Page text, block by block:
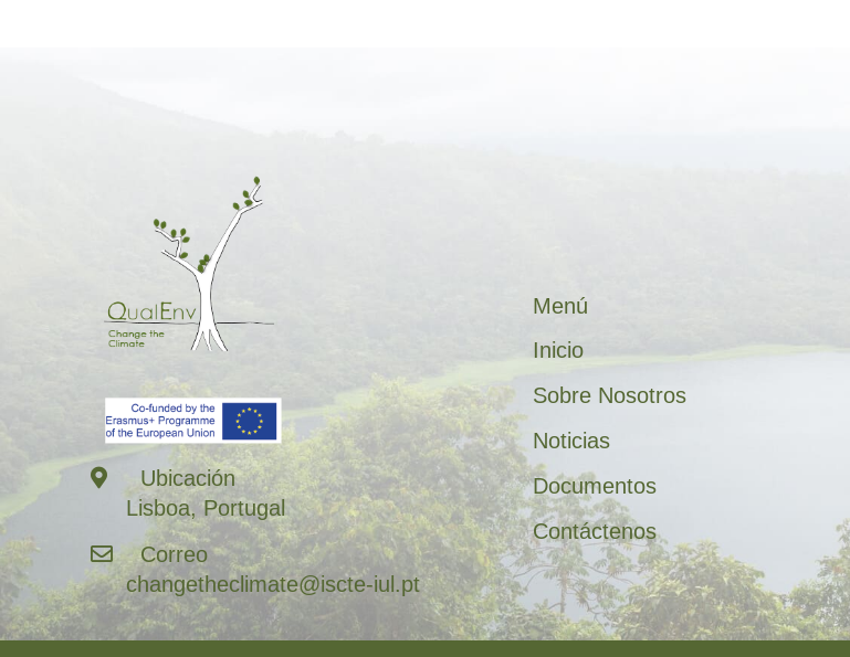
Ubicación
Lisboa, Portugal
Correo
changetheclimate@iscte-iul.pt
Menú
Inicio
Sobre Nosotros
Noticias
Documentos
Contáctenos